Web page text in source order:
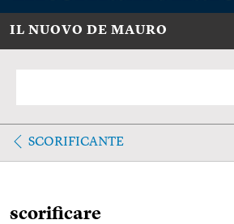
IL NUOVO DE MAURO
SCORIFICANTE
scorificare